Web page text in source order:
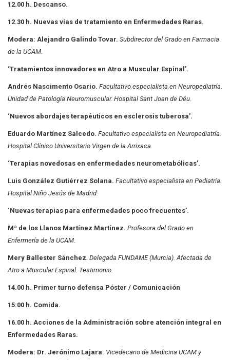
12.00 h. Descanso.
12.30 h. Nuevas vías de tratamiento en Enfermedades Raras.
Modera: Alejandro Galindo Tovar. Subdirector del Grado en Farmacia
de la UCAM.
‘Tratamientos innovadores en Atro a Muscular Espinal’.
Andrés Nascimento Osario. Facultativo especialista en Neuropediatría.
Unidad de Patología Neuromuscular. Hospital Sant Joan de Déu.
‘Nuevos abordajes terapéuticos en esclerosis tuberosa’.
Eduardo Martínez Salcedo. Facultativo especialista en Neuropediatría.
Hospital Clínico Universitario Virgen de la Arrixaca.
‘Terapias novedosas en enfermedades neurometabólicas’.
Luis González Gutiérrez Solana. Facultativo especialista en Pediatría.
Hospital Niño Jesús de Madrid.
‘Nuevas terapias para enfermedades poco frecuentes’.
Mª de los Llanos Martínez Martínez. Profesora del Grado en
Enfermería de la UCAM.
Mery Ballester Sánchez. Delegada FUNDAME (Murcia). Afectada de
Atro a Muscular Espinal. Testimonio.
14.00 h. Primer turno defensa Póster / Comunicación
15:00 h. Comida.
16.00 h. Acciones de la Administración sobre atención integral en
Enfermedades Raras.
Modera: Dr. Jerónimo Lajara. Vicedecano de Medicina UCAM y